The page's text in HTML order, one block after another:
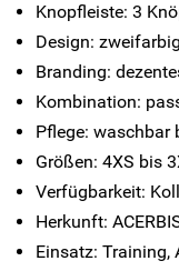
Knopfleiste: 3
Design:
Branding:
Kombination:
Pflege: waschbar
Größen: 4XS bis
Verfügbarkeit:
Herkunft:
Einsatz: Training,